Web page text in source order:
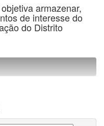
armazenar,
de interesse do
do Distrito